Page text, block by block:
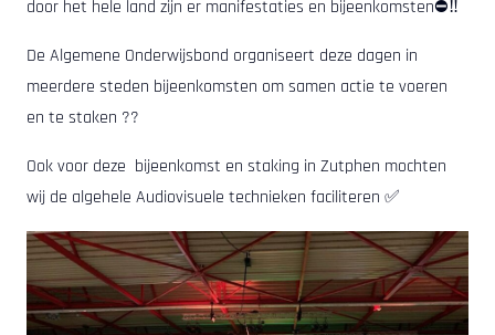
door het hele land zijn er manifestaties en bijeenkomsten⛔️‼️
De Algemene Onderwijsbond organiseert deze dagen in
meerdere steden bijeenkomsten om samen actie te voeren
en te staken ??
Ook voor deze bijeenkomst en staking in Zutphen mochten
wij de algehele Audiovisuele technieken faciliteren ✅